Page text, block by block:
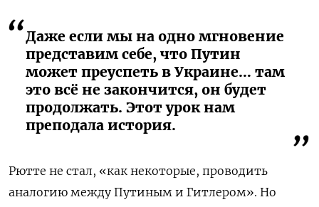
Даже если мы на одно мгновение
представим себе, что Путин
может преуспеть в Украине… там
это всё не закончится, он будет
продолжать. Этот урок нам
преподала история.
Рютте не стал, «как некоторые, проводить
аналогию между Путиным и Гитлером». Но